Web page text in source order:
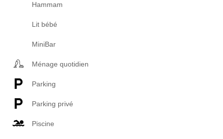
Hammam
Lit bébé
MiniBar
Ménage quotidien
Parking
Parking privé
Piscine